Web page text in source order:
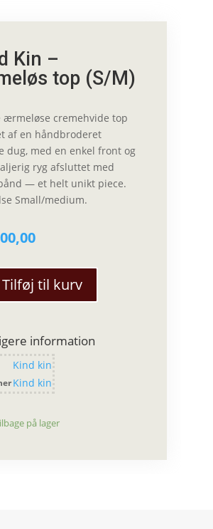
Kin –
top (S/M)
ærmeløse cremehvide top
af en håndbroderet
dug, med en enkel front og
ryg afsluttet med
— et helt unikt piece.
Small/medium.
Tilføj til kurv
information
Kind kin
Kind kin
på lager